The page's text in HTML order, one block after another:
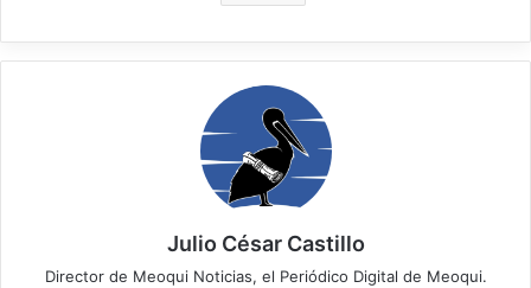
Julio César Castillo
Director de Meoqui Noticias, el Periódico Digital de Meoqui.